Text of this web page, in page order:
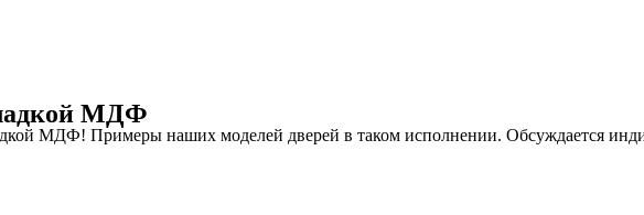
МДФ
МДФ! Примеры наших моделей дверей в таком исполнении. Обсуждается